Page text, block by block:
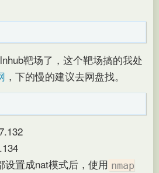
靶场了，这个靶场搞的我处
，下的慢的建议去网盘找。
置成nat模式后，使用 nmap